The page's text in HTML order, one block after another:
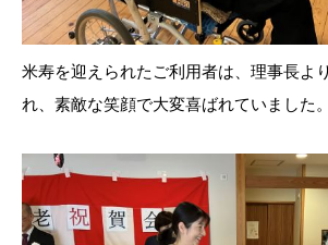
米寿を迎えられたご利用者は、理事長よ
れ、素敵な笑顔で大変喜ばれていました。